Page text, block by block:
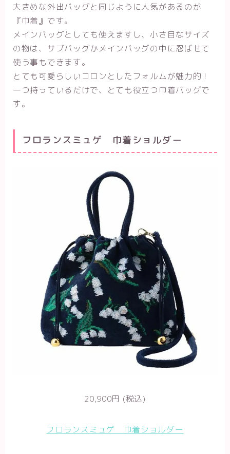
大きめな外出バッグと同じように人気があるのが
『巾着』です。
メインバッグとしても使えますし、小さ目なサイズ
の物は、サブバッグかメインバッグの中に忍ばせて
使う事もできます。
とても可愛らしいコロンとしたフォルムが魅力的！
一つ持っているだけで、とても役立つ巾着バッグで
す。
フロランスミュゲ 巾着ショルダー
20,900円 (税込)
フロランスミュゲ 巾着ショルダー